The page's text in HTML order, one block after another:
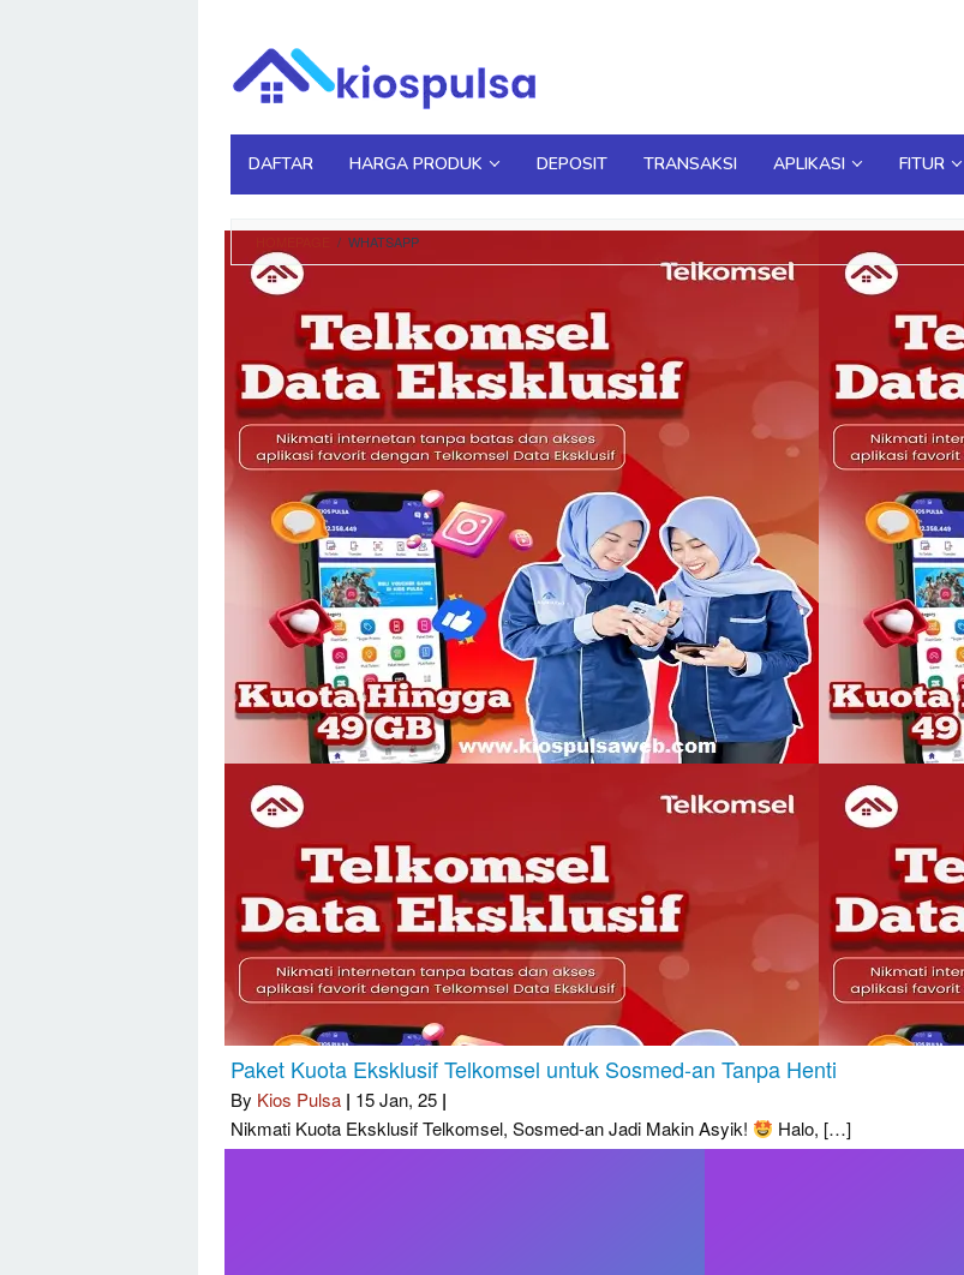
konten
DAFTAR HARGA PRODUK DEPOSIT TRANSAKSI APLIKASI FITUR
/ WHATSAPP
Paket Kuota Eksklusif Telkomsel untuk Sosmed-an Tanpa Henti
By Kios Pulsa | 15Jan, 25 |
Nikmati Kuota Eksklusif Telkomsel, Sosmed-an Jadi Makin Asyik! Halo, […]